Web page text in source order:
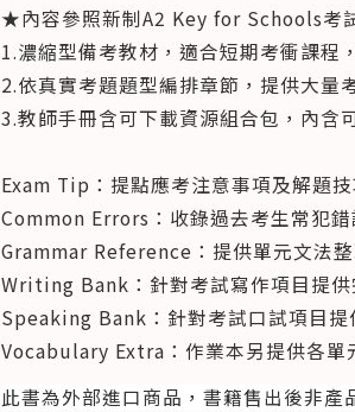
★內容參照新制A2 Key for Schools考
1.濃縮型備考教材，適合短期考衝課程
2.依真實考題題型編排章節，提供大量
3.教師手冊含可下載資源組合包，內含
Exam Tip：提點應考注意事項及解題
Common Errors：收錄過去考生常犯
Grammar Reference：提供單元文法
Writing Bank：針對考試寫作項目提供
Speaking Bank：針對考試口試項目提
Vocabulary Extra：作業本另提供各單
此書為外部進口商品，書籍售出後非產